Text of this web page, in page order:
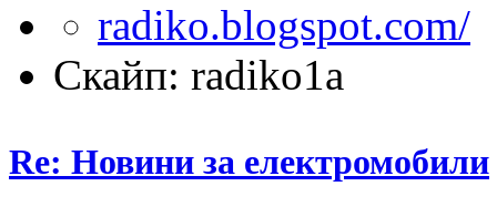
Скайп: radiko1a
Re: Новини за електромобили